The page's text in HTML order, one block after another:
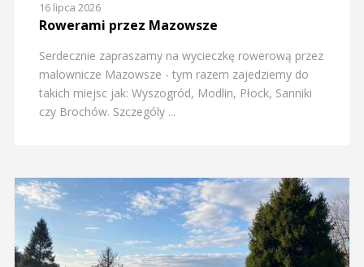
16 lipca 2026
Rowerami przez Mazowsze
Serdecznie zapraszamy na wycieczkę rowerową przez
malownicze Mazowsze - tym razem zajedziemy do
takich miejsc jak: Wyszogród, Modlin, Płock, Sanniki
czy Brochów. Szczególy ...